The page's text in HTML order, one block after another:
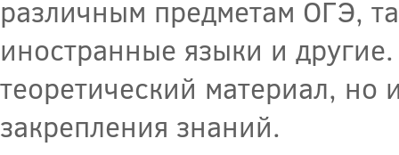
различным предметам ОГЭ,
иностранные языки и
теоретический материал, но
закрепления знаний.